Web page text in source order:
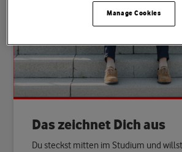
Das zeichnet Dich aus
Du steckst mitten im Studium und
Manage Cookies